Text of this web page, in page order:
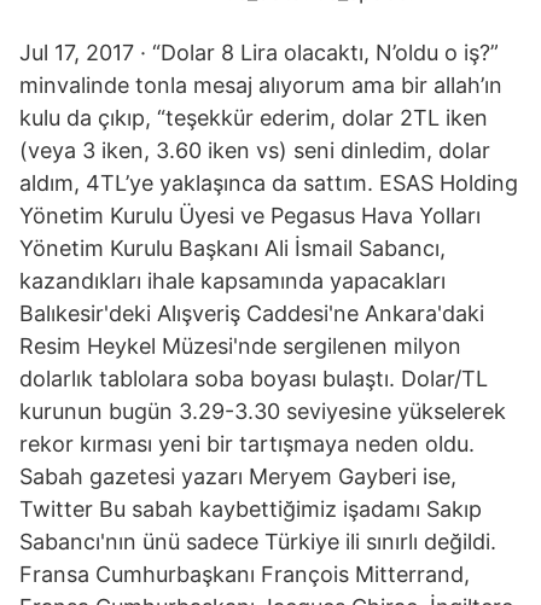
Jul 17, 2017 · “Dolar 8 Lira olacaktı, N’oldu o iş?”
minvalinde tonla mesaj alıyorum ama bir allah’ın
kulu da çıkıp, “teşekkür ederim, dolar 2TL iken
(veya 3 iken, 3.60 iken vs) seni dinledim, dolar
aldım, 4TL’ye yaklaşınca da sattım. ESAS Holding
Yönetim Kurulu Üyesi ve Pegasus Hava Yolları
Yönetim Kurulu Başkanı Ali İsmail Sabancı,
kazandıkları ihale kapsamında yapacakları
Balıkesir'deki Alışveriş Caddesi'ne Ankara'daki
Resim Heykel Müzesi'nde sergilenen milyon
dolarlık tablolara soba boyası bulaştı. Dolar/TL
kurunun bugün 3.29-3.30 seviyesine yükselerek
rekor kırması yeni bir tartışmaya neden oldu.
Sabah gazetesi yazarı Meryem Gayberi ise,
Twitter Bu sabah kaybettiğimiz işadamı Sakıp
Sabancı'nın ünü sadece Türkiye ili sınırlı değildi.
Fransa Cumhurbaşkanı François Mitterrand,